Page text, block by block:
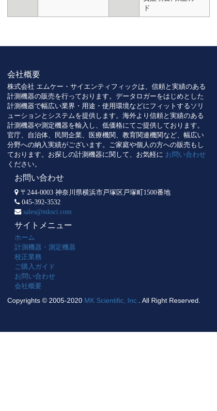
ド
会社概要
株式会社 エムケー・サイエンティフィックは、信頼と実績のある
計測機器の販売を行っております。データロガーをはじめとした
計測機器で幅広い業界・用途・使用環境などにフィットするソリ
ューションとシステムを提供します。海外より信頼と実績のある
計測機器や測定機器を輸入し、低価格にてご提供しております。
官庁、自治体、民間企業、医療機関、教育関連機関など、幅広い
分野への納入実績がございます。ご家庭や個人の方への販売もし
ております。お探しの計測機器に関して、お気軽に お問い合わせ
ください。
お問い合わせ
〒244-0003 神奈川県横浜市戸塚区戸塚町1500番地
045-392-3532
sales@mksci.com
サイトメニュー
ホーム
計測機器・測定機器
校正業務
ご購入ガイド
お問い合わせ
会社概要
Copyrights © 2005-2020 MK Scientific, Inc. . All Right Reserved.